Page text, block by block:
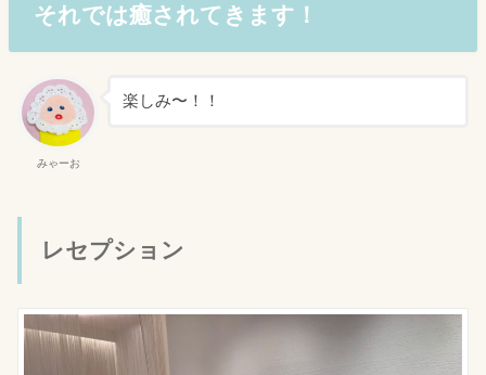
それでは癒されてきます！
みゃーお
楽しみ〜！！
レセプション